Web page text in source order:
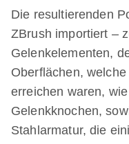
Die resultierenden
ZBrush importiert –
Gelenkelementen,
Oberflächen,
erreichen waren,
Gelenkknochen,
Stahlarmatur, die